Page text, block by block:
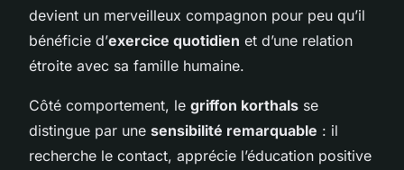
devient un merveilleux compagnon pour peu qu’il
bénéficie d’exercice quotidien et d’une relation
étroite avec sa famille humaine.
Côté comportement, le griffon korthals se
distingue par une sensibilité remarquable : il
recherche le contact, apprécie l’éducation positive